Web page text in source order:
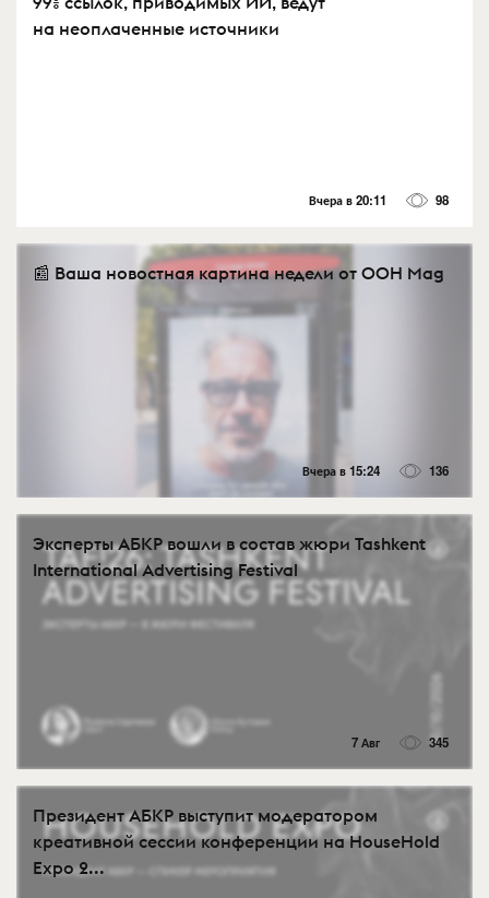
на неоплаченные источники
Вчера в 20:11 98
📰 Ваша новостная картина недели от OOH Mag
Вчера в 15:24 136
Эксперты АБКР вошли в состав жюри Tashkent
International Advertising Festival
7 Авг 345
Президент АБКР выступит модератором
креативной сессии конференции на HouseHold
Expo 2...